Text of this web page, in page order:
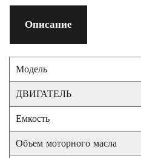
Описание
Модель
ДВИГАТЕЛЬ
Емкость
Объем моторного масла